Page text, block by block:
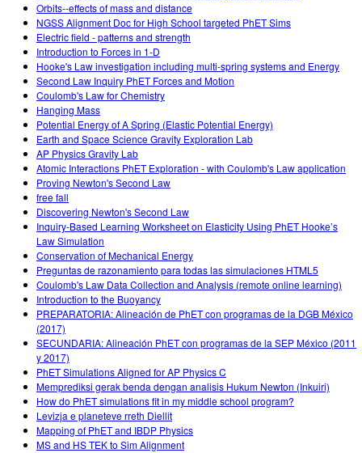
Orbits--effects of mass and distance
NGSS Alignment Doc for High School targeted PhET Sims
Electric field - patterns and strength
Introduction to Forces in 1-D
Hooke's Law investigation including multi-spring systems and Energy
Second Law Inquiry PhET Forces and Motion
Coulomb's Law for Chemistry
Hanging Mass
Potential Energy of A Spring (Elastic Potential Energy)
Earth and Space Science Gravity Exploration Lab
AP Physics Gravity Lab
Atomic Interactions PhET Exploration - with Coulomb's Law application
Proving Newton's Second Law
free fall
Discovering Newton's Second Law
Inquiry-Based Learning Worksheet on Elasticity Using PhET Hooke’s
Law Simulation
Conservation of Mechanical Energy
Preguntas de razonamiento para todas las simulaciones HTML5
Coulomb's Law Data Collection and Analysis (remote online learning)
Introduction to the Buoyancy
PREPARATORIA: Alineación de PhET con programas de la DGB México
(2017)
SECUNDARIA: Alineación PhET con programas de la SEP México (2011
y 2017)
PhET Simulations Aligned for AP Physics C
Memprediksi gerak benda dengan analisis Hukum Newton (Inkuiri)
How do PhET simulations fit in my middle school program?
Levizja e planeteve rreth Diellit
Mapping of PhET and IBDP Physics
MS and HS TEK to Sim Alignment